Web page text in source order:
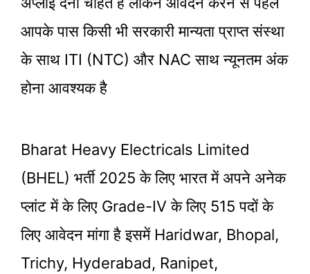
आपके पास किसी भी सरकारी मान्यता प्राप्त संस्था
के साथ ITI (NTC) और NAC साथ न्यूनतम अंक
होना आवश्यक है
Bharat Heavy Electricals Limited
(BHEL) भर्ती 2025 के लिए भारत में अपने अनेक
प्लांट में के लिए Grade-IV के लिए 515 पदों के
लिए आवेदन मांगा है इसमें Haridwar, Bhopal,
Trichy, Hyderabad, Ranipet,